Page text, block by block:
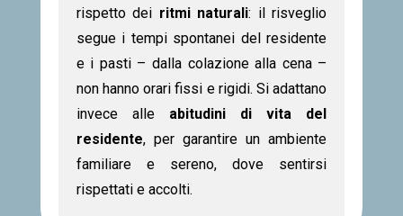
rispetto dei ritmi naturali: il risveglio
segue i tempi spontanei del residente
e i pasti – dalla colazione alla cena –
non hanno orari fissi e rigidi. Si adattano
invece alle abitudini di vita del
residente, per garantire un ambiente
familiare e sereno, dove sentirsi
rispettati e accolti.